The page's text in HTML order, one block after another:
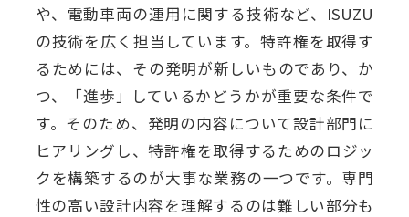
や、電動車両の運用に関する技術など、ISUZU
の技術を広く担当しています。特許権を取得す
るためには、その発明が新しいものであり、か
つ、「進歩」しているかどうかが重要な条件で
す。そのため、発明の内容について設計部門に
ヒアリングし、特許権を取得するためのロジッ
クを構築するのが大事な業務の一つです。専門
性の高い設計内容を理解するのは難しい部分も